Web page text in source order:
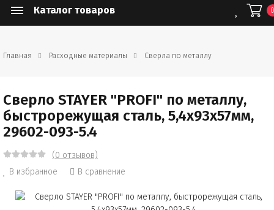
Каталог товаров
Главная Расходные материалы Сверла по металлу
Сверло STAYER "PROFI" по металлу,
быстрорежущая сталь, 5,4х93х57мм,
29602-093-5.4
(0 отзывов)
В избранное
В сравнение